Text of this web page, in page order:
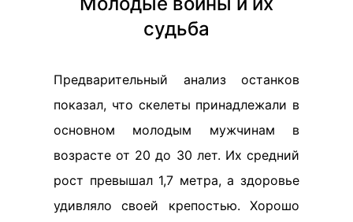
судьба
Предварительный анализ останков
показал, что скелеты принадлежали в
основном молодым мужчинам в
возрасте от 20 до 30 лет. Их средний
рост превышал 1,7 метра, а здоровье
удивляло своей крепостью. Хорошо